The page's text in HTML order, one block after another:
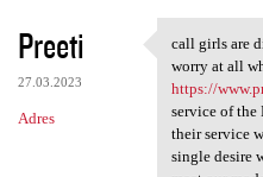
Preeti
27.03.2023
Adres
call girls
call girls are
worry at all
https://
service of the
their service
single desire